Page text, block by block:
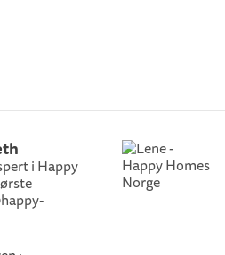
i Happy